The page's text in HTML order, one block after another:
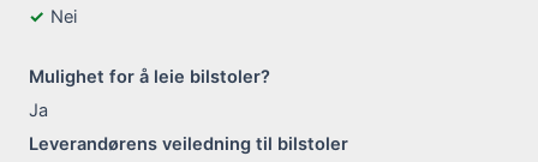
Nei
Mulighet for å leie bilstoler?
Ja
Leverandørens veiledning til bilstoler